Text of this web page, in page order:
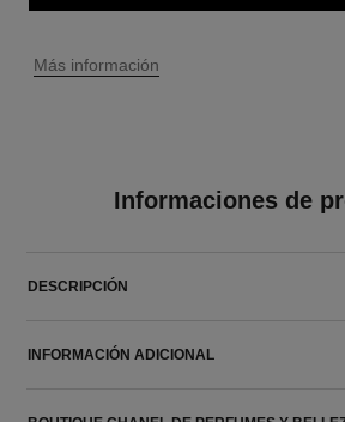
↩
Más información
Informaciones de
DESCRIPCIÓN
INFORMACIÓN ADICIONAL